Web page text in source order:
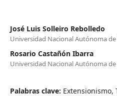
José Luis Solleiro Rebolledo
Universidad Nacional Autónoma de
Rosario Castañón Ibarra
Universidad Nacional Autónoma de
Palabras clave: Extensionismo,